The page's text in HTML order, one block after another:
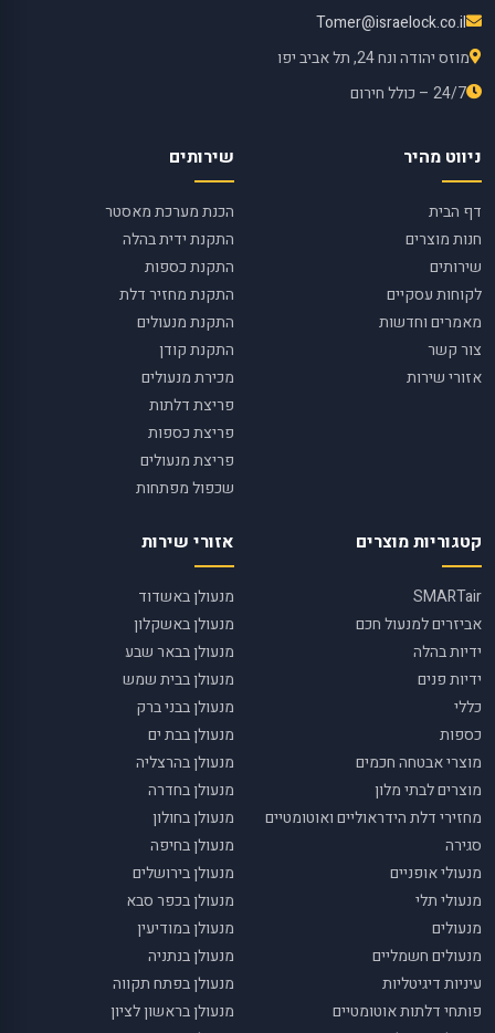
Tomer@israelock.co.il
מוזס יהודה ונח 24, תל אביב יפו
24/7 – כולל חירום
ניווט מהיר
דף הבית
חנות מוצרים
שירותים
לקוחות עסקיים
מאמרים וחדשות
צור קשר
אזורי שירות
שירותים
הכנת מערכת מאסטר
התקנת ידית בהלה
התקנת כספות
התקנת מחזיר דלת
התקנת מנעולים
התקנת קודן
מכירת מנעולים
פריצת דלתות
פריצת כספות
פריצת מנעולים
שכפול מפתחות
קטגוריות מוצרים
SMARTair
אביזרים למנעול חכם
ידיות בהלה
ידיות פנים
כללי
כספות
מוצרי אבטחה חכמים
מוצרים לבתי מלון
מחזירי דלת הידראוליים ואוטומטיים
סגירה
מנעולי אופניים
מנעולי תלי
מנעולים
מנעולים חשמליים
עיניות דיגיטליות
פותחי דלתות אוטומטיים
אזורי שירות
מנעולן באשדוד
מנעולן באשקלון
מנעולן בבאר שבע
מנעולן בבית שמש
מנעולן בבני ברק
מנעולן בבת ים
מנעולן בהרצליה
מנעולן בחדרה
מנעולן בחולון
מנעולן בחיפה
מנעולן בירושלים
מנעולן בכפר סבא
מנעולן במודיעין
מנעולן בנתניה
מנעולן בפתח תקווה
מנעולן בראשון לציון